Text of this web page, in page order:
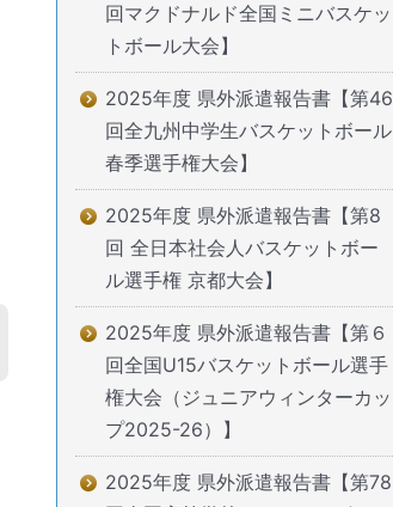
回マクドナルド全国ミニバスケッ
トボール大会】
2025年度 県外派遣報告書【第46
回全九州中学生バスケットボール
春季選手権大会】
2025年度 県外派遣報告書【第8
回 全日本社会人バスケットボー
ル選手権 京都大会】
2025年度 県外派遣報告書【第６
回全国U15バスケットボール選手
権大会（ジュニアウィンターカッ
プ2025-26）】
2025年度 県外派遣報告書【第78